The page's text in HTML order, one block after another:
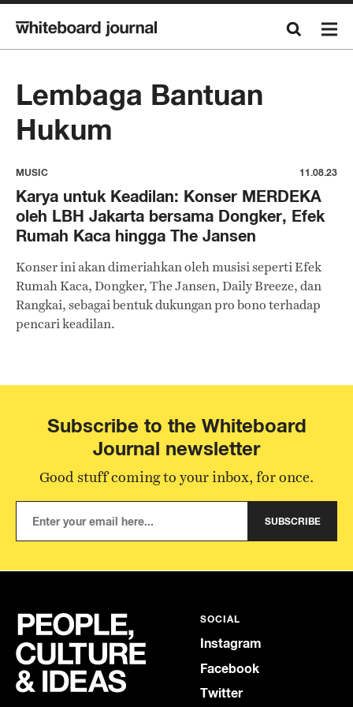
Lembaga Bantuan
Hukum
MUSIC 11.08.23
Karya untuk Keadilan: Konser MERDEKA
oleh LBH Jakarta bersama Dongker, Efek
Rumah Kaca hingga The Jansen
Konser ini akan dimeriahkan oleh musisi seperti Efek
Rumah Kaca, Dongker, The Jansen, Daily Breeze, dan
Rangkai, sebagai bentuk dukungan pro bono terhadap
pencari keadilan.
Subscribe to the Whiteboard
Journal newsletter
Good stuff coming to your inbox, for once.
SUBSCRIBE
SOCIAL
Instagram
Facebook
Twitter